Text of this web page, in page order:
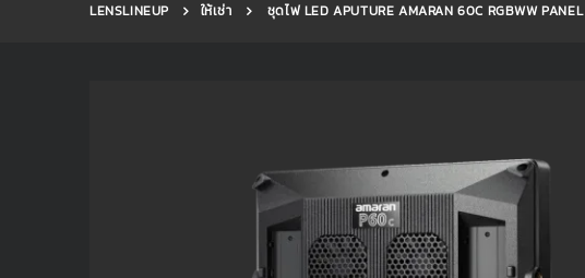
LENSLINEUP ให้เช่า ชุดไฟ LED APUTURE AMARAN 60C RGBWW PANEL